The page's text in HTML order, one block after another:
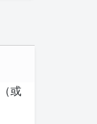
（或